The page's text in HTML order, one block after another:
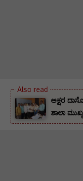
ಅಕ್ಷರ
ಶಾಲಾ